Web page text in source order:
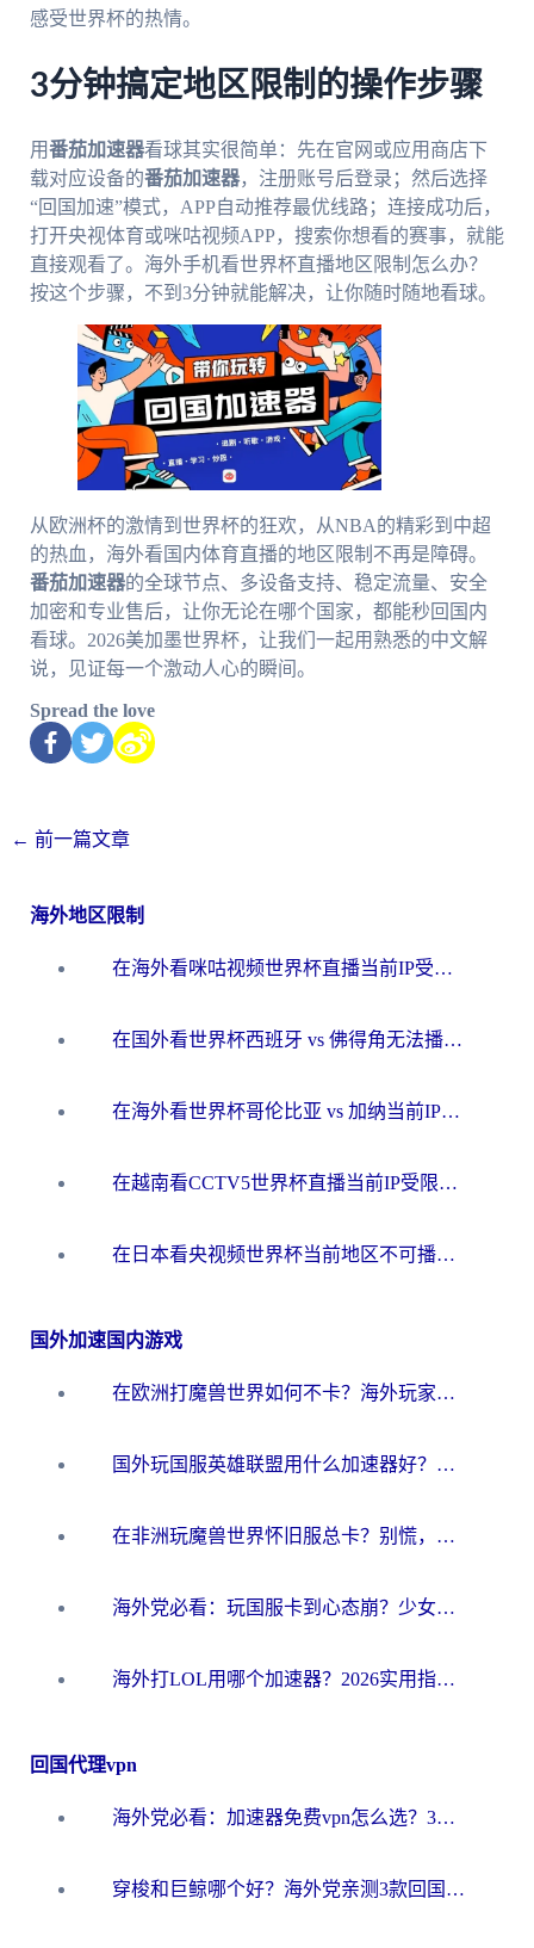
感受世界杯的热情。
3分钟搞定地区限制的操作步骤
用番茄加速器看球其实很简单：先在官网或应用商店下
载对应设备的番茄加速器，注册账号后登录；然后选择
“回国加速”模式，APP自动推荐最优线路；连接成功后，
打开央视体育或咪咕视频APP，搜索你想看的赛事，就能
直接观看了。海外手机看世界杯直播地区限制怎么办？
按这个步骤，不到3分钟就能解决，让你随时随地看球。
从欧洲杯的激情到世界杯的狂欢，从NBA的精彩到中超
的热血，海外看国内体育直播的地区限制不再是障碍。
番茄加速器的全球节点、多设备支持、稳定流量、安全
加密和专业售后，让你无论在哪个国家，都能秒回国内
看球。2026美加墨世界杯，让我们一起用熟悉的中文解
说，见证每一个激动人心的瞬间。
Spread the love
← 前一篇文章
海外地区限制
在海外看咪咕视频世界杯直播当前IP受限制？这篇指南帮你搞定所有体育赛事观看难题
在国外看世界杯西班牙 vs 佛得角无法播放？这篇指南帮你解锁所有中文体育直播
在海外看世界杯哥伦比亚 vs 加纳当前IP受限制？这篇指南帮你流畅看中文解说赛事
在越南看CCTV5世界杯直播当前IP受限制？海外党体育观赛终极指南来了
在日本看央视频世界杯当前地区不可播放？海外党体育观赛终极指南
国外加速国内游戏
在欧洲打魔兽世界如何不卡？海外玩家的国服游戏加速终极攻略
国外玩国服英雄联盟用什么加速器好？海外党亲测有效的国服游戏加速指南
在非洲玩魔兽世界怀旧服总卡？别慌，这份指南帮你丝滑开荒
海外党必看：玩国服卡到心态崩？少女前线云图计划加速器免费推荐+碧蓝航线足球世界流畅攻略
海外打LOL用哪个加速器？2026实用指南：从延迟到设备适配，一篇解决你的国服游戏痛点
回国代理vpn
海外党必看：加速器免费vpn怎么选？3步教你无缝访问国内资源
穿梭和巨鲸哪个好？海外党亲测3款回国加速器，教你避开90%的坑